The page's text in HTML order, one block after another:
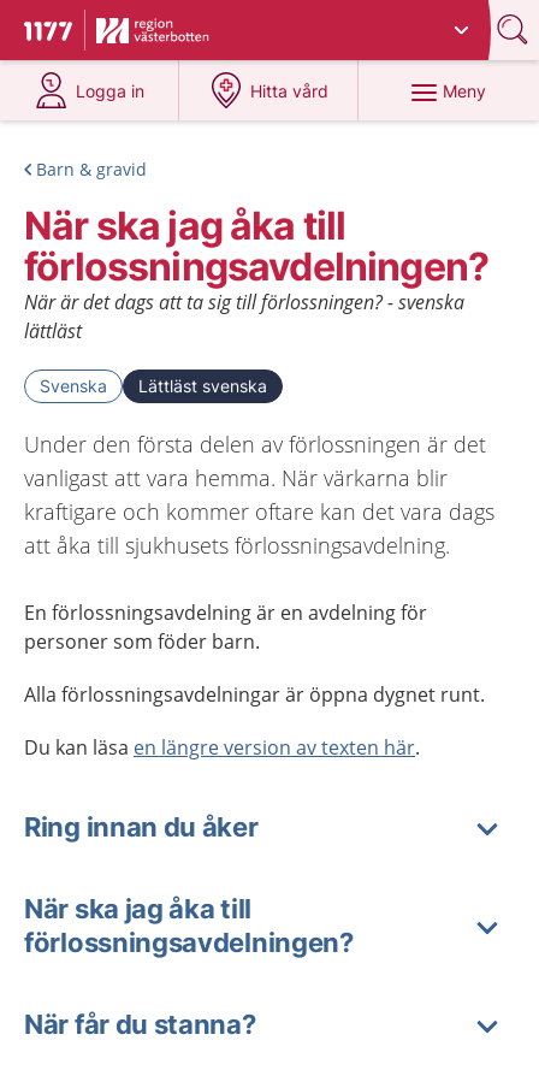
Till startsidan för 1177
Du har valt region
Logga in
på 1177.se
Hitta vård
på 1177.se
Meny
Barn & gravid
När ska jag åka till
förlossningsavdelningen?
När är det dags att ta sig till förlossningen? - svenska
lättläst
Svenska Lättläst svenska
Under den första delen av förlossningen är det
vanligast att vara hemma. När värkarna blir
kraftigare och kommer oftare kan det vara dags
att åka till sjukhusets förlossningsavdelning.
En förlossningsavdelning är en avdelning för
personer som föder barn.
Alla förlossningsavdelningar är öppna dygnet runt.
Du kan läsa en längre version av texten här.
Ring innan du åker
När ska jag åka till
förlossningsavdelningen?
När får du stanna?